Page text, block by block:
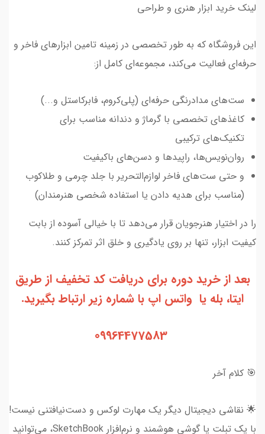
لینک خرید ابزار هنری و طراحی
این فروشگاه که به طور تخصصی در زمینه تامین ابزارهای فاخر و
حرفه‌ای فعالیت می‌کند، مجموعه‌ای کامل از:
ست‌های مدادرنگی حرفه‌ای (پلی‌کروم، فابرکاستل و...)
کاغذهای تخصصی با گرماژ و دندانه مناسب برای
تکنیک‌های ترکیبی
روان‌نویس‌ها، راپیدها و دسن‌های باکیفیت
و حتی ست‌های فاخر لوازم‌التحریر با جلد چرمی و طلاکوب
(مناسب برای هدیه دادن یا استفاده شخصی هنرمندان)
را در اختیار هنرجویان قرار می‌دهد تا با خیالی آسوده از بابت
کیفیت ابزار، تنها بر روی یادگیری و خلق اثر تمرکز کنند.
بعد از خرید دوره برای دریافت کد تخفیف از طریق
ایتا، بله یا واتس اپ با شماره زیر ارتباط بگیرید.
09964477583
🎯 کلام آخر
🌟 نقاشی دیجیتال دیگر یک مهارت لوکس و دست‌نیافتنی نیست!
با یک تبلت یا گوشی هوشمند و نرم‌افزار SketchBook، می‌توانید